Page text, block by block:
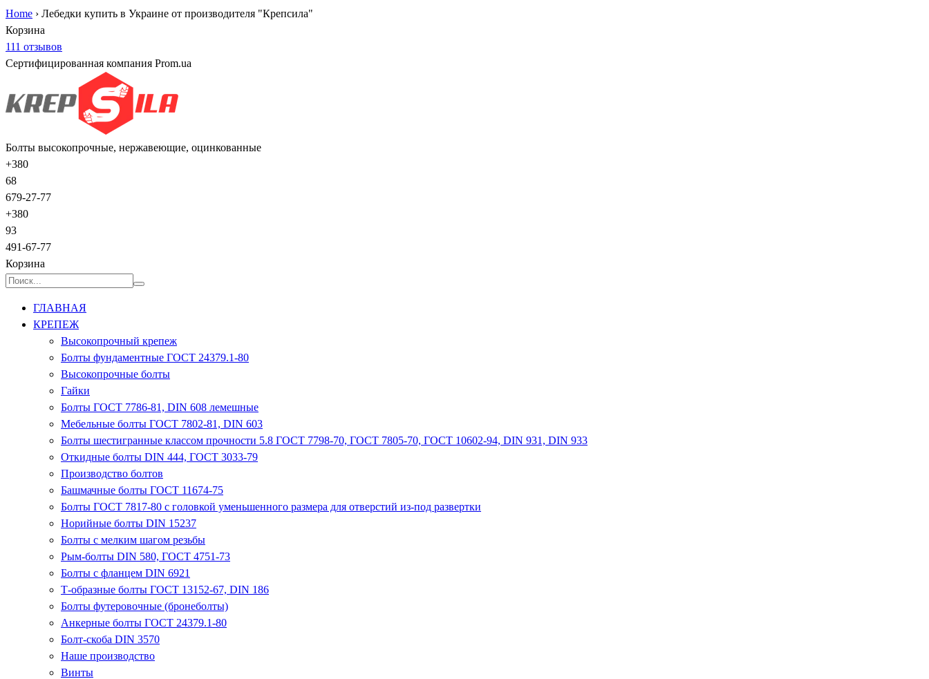
Home › Лебедки купить в Украине от производителя "Крепсила"
Корзина
111 отзывов
Сертифицированная компания Prom.ua
Болты высокопрочные, нержавеющие, оцинкованные
+380
68
679-27-77
+380
93
491-67-77
Корзина
ГЛАВНАЯ
КРЕПЕЖ
Высокопрочный крепеж
Болты фундаментные ГОСТ 24379.1-80
Высокопрочные болты
Гайки
Болты ГОСТ 7786-81, DIN 608 лемешные
Мебельные болты ГОСТ 7802-81, DIN 603
Болты шестигранные классом прочности 5.8 ГОСТ 7798-70, ГОСТ 7805-70, ГОСТ 10602-94, DIN 931, DIN 933
Откидные болты DIN 444, ГОСТ 3033-79
Производство болтов
Башмачные болты ГОСТ 11674-75
Болты ГОСТ 7817-80 с головкой уменьшенного размера для отверстий из-под развертки
Норийные болты DIN 15237
Болты с мелким шагом резьбы
Рым-болты DIN 580, ГОСТ 4751-73
Болты с фланцем DIN 6921
Т-образные болты ГОСТ 13152-67, DIN 186
Болты футеровочные (бронеболты)
Анкерные болты ГОСТ 24379.1-80
Болт-скоба DIN 3570
Наше производство
Винты